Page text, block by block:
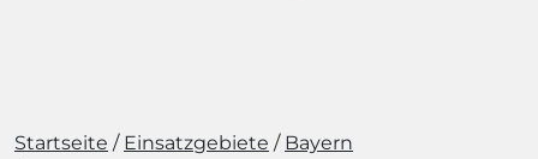
Startseite Einsatzgebiete
Bayern